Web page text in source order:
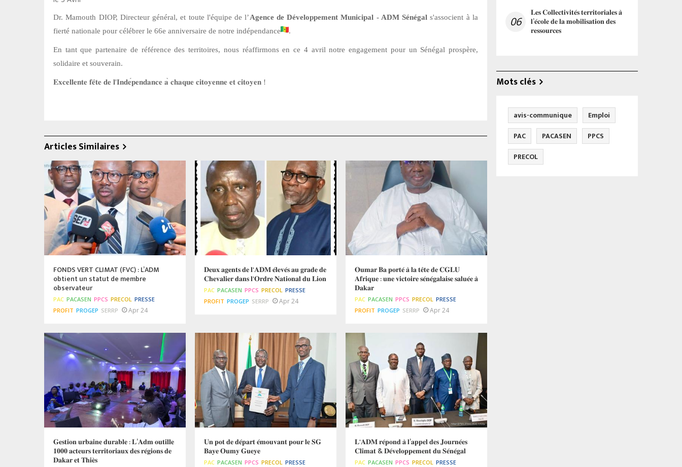
Dr. Mamouth DIOP, Directeur général, et toute l'équipe de l’Agence de Développement Municipal - ADM Sénégal s'associent à la
fierté nationale pour célébrer le 66e anniversaire de notre indépendance
.
En tant que partenaire de référence des territoires, nous réaffirmons en ce 4 avril notre engagement pour un Sénégal prospère,
solidaire et souverain.
𝐄𝐱𝐜𝐞𝐥𝐥𝐞𝐧𝐭𝐞 𝐟𝐞̂𝐭𝐞 𝐝𝐞 𝐥'𝐈𝐧𝐝𝐞𝐩𝐞𝐧𝐝𝐚𝐧𝐜𝐞 𝐚 𝐜𝐡𝐚𝐪𝐮𝐞 𝐜𝐢𝐭𝐨𝐲𝐞𝐧𝐧𝐞 𝐞𝐭 𝐜𝐢𝐭𝐨𝐲𝐞𝐧 !
Articles Similaires
FONDS VERT CLIMAT (FVC) : L’ADM
obtient un statut de membre
observateur
PAC PACASEN PPCS PRECOL PRESSE
PROFIT PROGEP SERRP Apr 24
𝐃𝐞𝐮𝐱 𝐚𝐠𝐞𝐧𝐭𝐬 𝐝𝐞 𝐥'𝐀𝐃𝐌 𝐞́𝐥𝐞𝐯𝐞́𝐬 𝐚𝐮 𝐠𝐫𝐚𝐝𝐞 𝐝𝐞
𝐂𝐡𝐞𝐯𝐚𝐥𝐢𝐞𝐫 𝐝𝐚𝐧𝐬 𝐥'𝐎𝐫𝐝𝐫𝐞 𝐍𝐚𝐭𝐢𝐨𝐧𝐚𝐥 𝐝𝐮 𝐋𝐢𝐨𝐧
PAC PACASEN PPCS PRECOL PRESSE
PROFIT PROGEP SERRP Apr 24
𝐎𝐮𝐦𝐚𝐫 𝐁𝐚 𝐩𝐨𝐫𝐭𝐞́ 𝐚̀ 𝐥𝐚 𝐭𝐞̂𝐭𝐞 𝐝𝐞 𝐂𝐆𝐋𝐔
𝐀𝐟𝐫𝐢𝐪𝐮𝐞 : 𝐮𝐧𝐞 𝐯𝐢𝐜𝐭𝐨𝐢𝐫𝐞 𝐬𝐞́𝐧𝐞́𝐠𝐚𝐥𝐚𝐢𝐬𝐞 𝐬𝐚𝐥𝐮𝐞́𝐞 𝐚̀
𝐃𝐚𝐤𝐚𝐫
PAC PACASEN PPCS PRECOL PRESSE
PROFIT PROGEP SERRP Apr 24
𝐆𝐞𝐬𝐭𝐢𝐨𝐧 𝐮𝐫𝐛𝐚𝐢𝐧𝐞 𝐝𝐮𝐫𝐚𝐛𝐥𝐞 : 𝐋’𝐀𝐝𝐦 𝐨𝐮𝐭𝐢𝐥𝐥𝐞
𝟏𝟎𝟎𝟎 𝐚𝐜𝐭𝐞𝐮𝐫𝐬 𝐭𝐞𝐫𝐫𝐢𝐭𝐨𝐫𝐢𝐚𝐮𝐱 𝐝𝐞𝐬 𝐫𝐞́𝐠𝐢𝐨𝐧𝐬 𝐝𝐞
𝐃𝐚𝐤𝐚𝐫 𝐞𝐭 𝐓𝐡𝐢𝐞̀𝐬
𝐔𝐧 𝐩𝐨𝐭 𝐝𝐞 𝐝𝐞́𝐩𝐚𝐫𝐭 𝐞́𝐦𝐨𝐮𝐯𝐚𝐧𝐭 𝐩𝐨𝐮𝐫 𝐥𝐞 𝐒𝐆
𝐁𝐚𝐲𝐞 𝐎𝐮𝐦𝐲 𝐆𝐮𝐞𝐲𝐞
PAC PACASEN PPCS PRECOL PRESSE
𝐋'𝐀𝐃𝐌 𝐫𝐞́𝐩𝐨𝐧𝐝 𝐚̀ 𝐥’𝐚𝐩𝐩𝐞𝐥 𝐝𝐞𝐬 𝐉𝐨𝐮𝐫𝐧𝐞́𝐞𝐬
𝐂𝐥𝐢𝐦𝐚𝐭 & 𝐃𝐞́𝐯𝐞𝐥𝐨𝐩𝐩𝐞𝐦𝐞𝐧𝐭 𝐝𝐮 𝐒𝐞́𝐧𝐞́𝐠𝐚𝐥
PAC PACASEN PPCS PRECOL PRESSE
06
𝐋𝐞𝐬 𝐂𝐨𝐥𝐥𝐞𝐜𝐭𝐢𝐯𝐢𝐭𝐞́𝐬 𝐭𝐞𝐫𝐫𝐢𝐭𝐨𝐫𝐢𝐚𝐥𝐞𝐬 𝐚̀
𝐥’𝐞́𝐜𝐨𝐥𝐞 𝐝𝐞 𝐥𝐚 𝐦𝐨𝐛𝐢𝐥𝐢𝐬𝐚𝐭𝐢𝐨𝐧 𝐝𝐞𝐬
𝐫𝐞𝐬𝐬𝐨𝐮𝐫𝐜𝐞𝐬
Mots clés
avis-communique
Emploi
PAC
PACASEN
PPCS
PRECOL